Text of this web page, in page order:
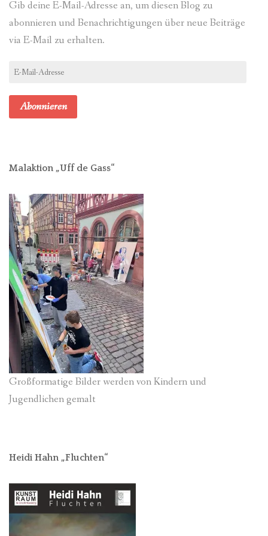
Gib deine E-Mail-Adresse an, um diesen Blog zu
abonnieren und Benachrichtigungen über neue Beiträge
via E-Mail zu erhalten.
E-
Abonnieren
Malaktion „Uff de Gass“
Großformatige Bilder werden von Kindern und
Jugendlichen gemalt
Heidi Hahn „Fluchten“